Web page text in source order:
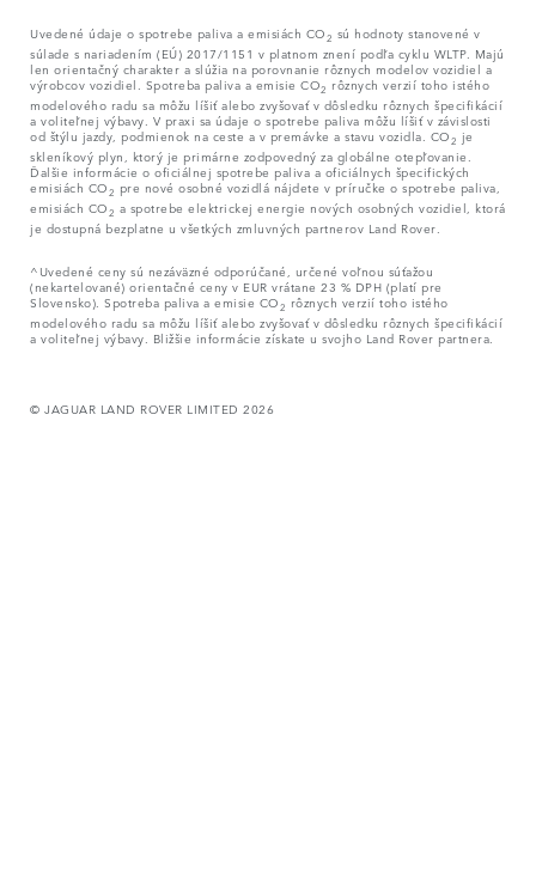
Uvedené údaje o spotrebe paliva a emisiách CO2 sú hodnoty stanovené v
súlade s nariadením (EÚ) 2017/1151 v platnom znení podľa cyklu WLTP. Majú
len orientačný charakter a slúžia na porovnanie rôznych modelov vozidiel a
výrobcov vozidiel. Spotreba paliva a emisie CO2 rôznych verzií toho istého
modelového radu sa môžu líšiť alebo zvyšovať v dôsledku rôznych špecifikácií
a voliteľnej výbavy. V praxi sa údaje o spotrebe paliva môžu líšiť v závislosti
od štýlu jazdy, podmienok na ceste a v premávke a stavu vozidla. CO2 je
skleníkový plyn, ktorý je primárne zodpovedný za globálne otepľovanie.
Ďalšie informácie o oficiálnej spotrebe paliva a oficiálnych špecifických
emisiách CO2 pre nové osobné vozidlá nájdete v príručke o spotrebe paliva,
emisiách CO2 a spotrebe elektrickej energie nových osobných vozidiel, ktorá
je dostupná bezplatne u všetkých zmluvných partnerov Land Rover.
^Uvedené ceny sú nezáväzné odporúčané, určené voľnou súťažou
(nekartelované) orientačné ceny v EUR vrátane 23 % DPH (platí pre
Slovensko). Spotreba paliva a emisie CO2 rôznych verzií toho istého
modelového radu sa môžu líšiť alebo zvyšovať v dôsledku rôznych špecifikácií
a voliteľnej výbavy. Bližšie informácie získate u svojho Land Rover partnera.
© JAGUAR LAND ROVER LIMITED 2026